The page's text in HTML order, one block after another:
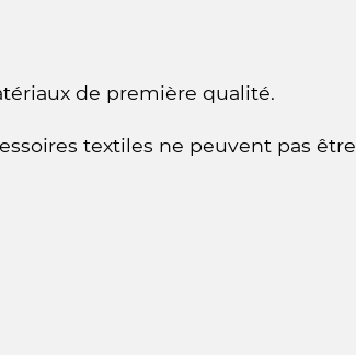
de première qualité.
textiles ne peuvent pas être